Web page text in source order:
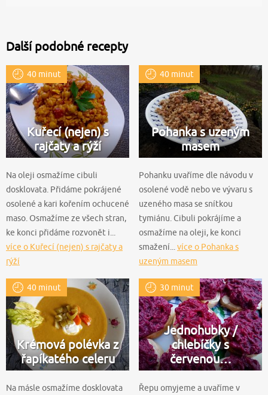
Další podobné recepty
40 minut
Kuřecí (nejen) s
rajčaty a rýží
Na oleji osmažíme cibuli
dosklovata. Přidáme pokrájené
osolené a kari kořením ochucené
maso. Osmažíme ze všech stran,
ke konci přidáme rozvonět i...
více o Kuřecí (nejen) s rajčaty a
rýží
40 minut
Pohanka s uzeným
masem
Pohanku uvaříme dle návodu v
osolené vodě nebo ve vývaru s
uzeného masa se snítkou
tymiánu. Cibuli pokrájíme a
osmažíme na oleji, ke konci
smažení... více o Pohanka s
uzeným masem
40 minut
Krémová polévka z
řapíkatého celeru
Na másle osmažíme dosklovata
30 minut
Jednohubky /
chlebíčky s
červenou…
Řepu omyjeme a uvaříme v